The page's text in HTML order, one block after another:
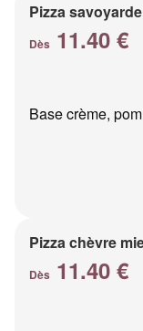
Pizza savoyarde
Dès 11.40 €
Base crème,
Pizza chèvre
Dès 11.40 €